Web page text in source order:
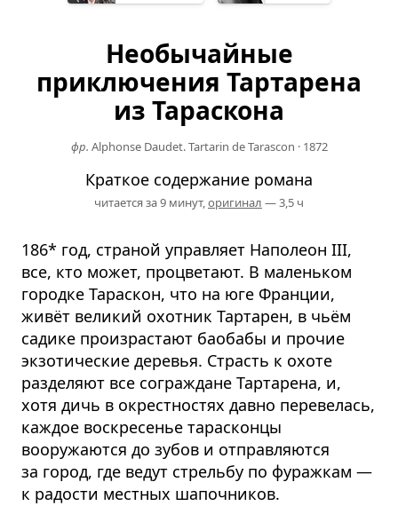
Необычайные
приключения Тартарена
из Тараскона
фр. Alphonse Daudet. Tartarin de Tarascon · 1872
Краткое содержание романа
читается за 9 минут,оригинал — 3,5 ч
186* год, страной управляет Наполеон III,
все, кто может, процветают. В маленьком
городке Тараскон, что на юге Франции,
живёт великий охотник Тартарен, в чьём
садике произрастают баобабы и прочие
экзотические деревья. Страсть к охоте
разделяют все сограждане Тартарена, и,
хотя дичь в окрестностях давно перевелась,
каждое воскресенье тарасконцы
вооружаются до зубов и отправляются
за город, где ведут стрельбу по фуражкам —
к радости местных шапочников.